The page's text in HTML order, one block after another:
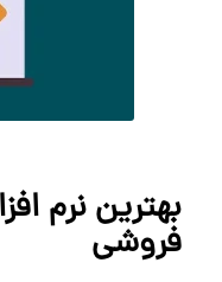
بهترین نرم
فروشی